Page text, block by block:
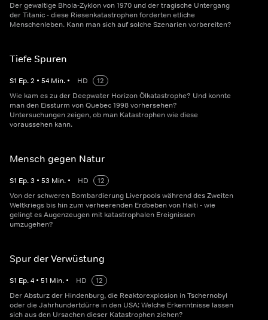
Der gewaltige Bhola-Zyklon von 1970 und der tragische Untergang
der Titanic - diese Riesenkatastrophen forderten etliche
Menschenleben. Kann man sich auf solche Szenarien vorbereiten?
Tiefe Spuren
S1 Ep.2 • 54 Min. • HD
12
Wie kam es zu der Deepwater Horizon Ölkatastrophe? Und konnte
man den Eissturm von Quebec 1998 vorhersehen?
Untersuchungen zeigen, ob man Katastrophen wie diese
voraussehen kann.
Mensch gegen Natur
S1 Ep.3 • 53 Min. • HD
12
Von der schweren Bombardierung Liverpools während des Zweiten
Weltkriegs bis hin zum verheerenden Erdbeben von Haiti - wie
gelingt es Augenzeugen mit katastrophalen Ereignissen
umzugehen?
Spur der Verwüstung
S1 Ep.4 • 51 Min. • HD
12
Der Absturz der Hindenburg, die Reaktorexplosion in Tschernobyl
oder die Jahrhundertdürre in den USA: Welche Erkenntnisse lassen
sich aus den Ursachen dieser Katastrophen ziehen?